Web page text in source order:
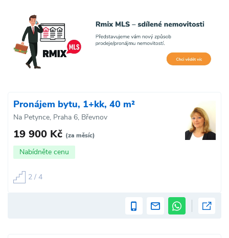
Pronájem bytu, 1+kk, 40 m²
Na Petynce, Praha 6, Břevnov
19 900 Kč (za měsíc)
Nabídněte cenu
2 / 4